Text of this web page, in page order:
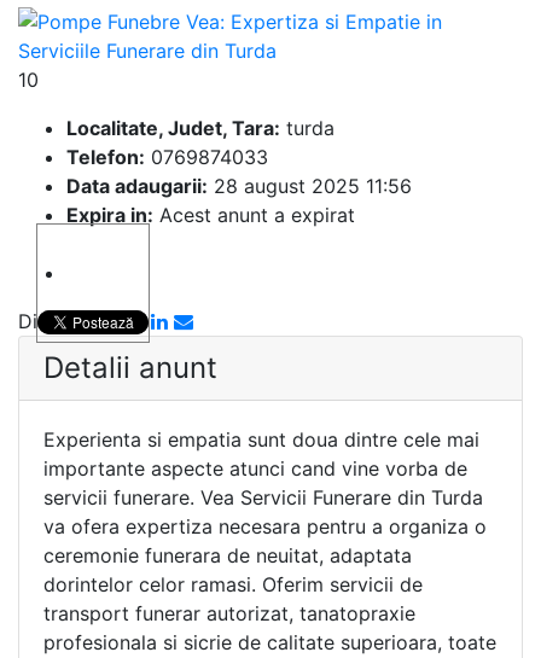
10
Localitate, Judet, Tara: turda
Telefon: 0769874033
Data adaugarii: 28 august 2025 11:56
Expira in: Acest anunt a expirat
Distribuie:
Detalii anunt
Experienta si empatia sunt doua dintre cele mai
importante aspecte atunci cand vine vorba de
servicii funerare. Vea Servicii Funerare din Turda
va ofera expertiza necesara pentru a organiza o
ceremonie funerara de neuitat, adaptata
dorintelor celor ramasi. Oferim servicii de
transport funerar autorizat, tanatopraxie
profesionala si sicrie de calitate superioara, toate